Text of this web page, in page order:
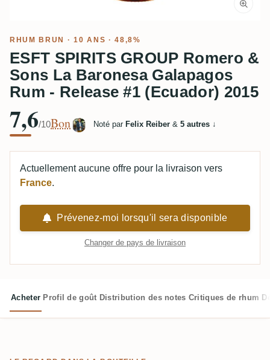
RHUM BRUN · 10 ANS · 48,8%
ESFT SPIRITS GROUP Romero &
Sons La Baronesa Galapagos
Rum - Release #1 (Ecuador) 2015
7,6/10Bon Noté par Felix Reiber & 5 autres ↓
Actuellement aucune offre pour la livraison vers
France.
Prévenez-moi lorsqu'il sera disponible
Changer de pays de livraison
Acheter Profil de goût Distribution des notes Critiques de rhum